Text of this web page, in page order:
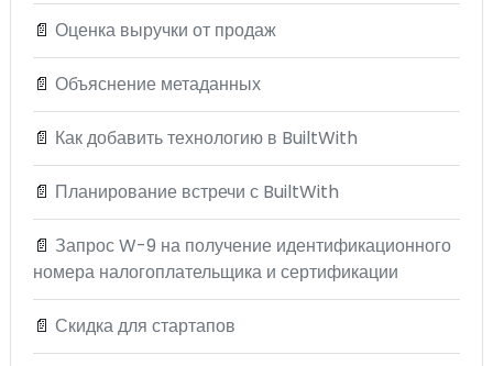
📄 Оценка выручки от продаж
📄 Объяснение метаданных
📄 Как добавить технологию в BuiltWith
📄 Планирование встречи с BuiltWith
📄 Запрос W-9 на получение идентификационного
номера налогоплательщика и сертификации
📄 Скидка для стартапов